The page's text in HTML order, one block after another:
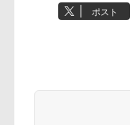
ポスト